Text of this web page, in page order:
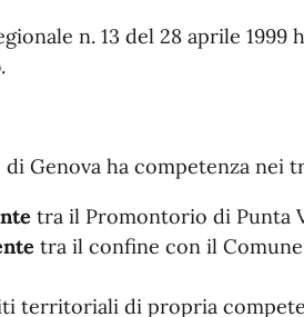
n. 13 del 28 aprile
.
di Genova ha competenza nei
tra il Promontorio di Punta
tra il confine con il Comune
territoriali di propria